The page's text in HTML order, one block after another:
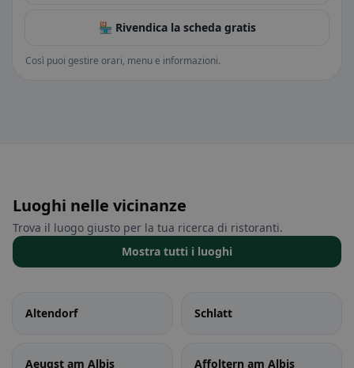
🏪 Rivendica la scheda gratis
Così puoi gestire orari, menu e informazioni.
Luoghi nelle vicinanze
Trova il luogo giusto per la tua ricerca di ristoranti.
Mostra tutti i luoghi
Altendorf Schlatt
Aeugst am Albis Affoltern am Albis